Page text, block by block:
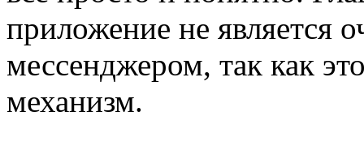
приложение не является
мессенджером, так как
механизм.